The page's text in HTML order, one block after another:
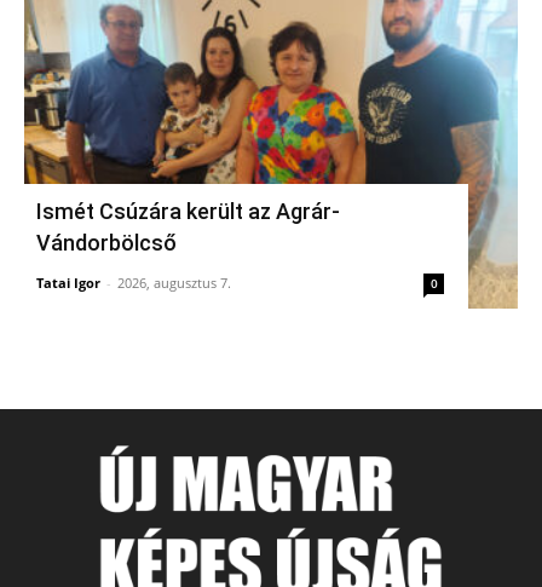
Ismét Csúzára került az Agrár-
Vándorbölcső
Tatai Igor - 2026, augusztus 7. 0